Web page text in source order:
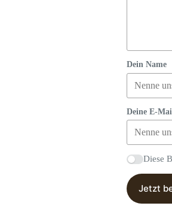
Dein Name
Deine E-
Diese
Jetzt